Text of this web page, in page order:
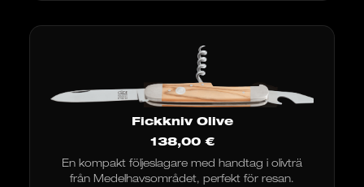
Fickkniv Olive
138,00 €
En kompakt följeslagare med handtag i olivträ
från Medelhavsområdet, perfekt för resan.